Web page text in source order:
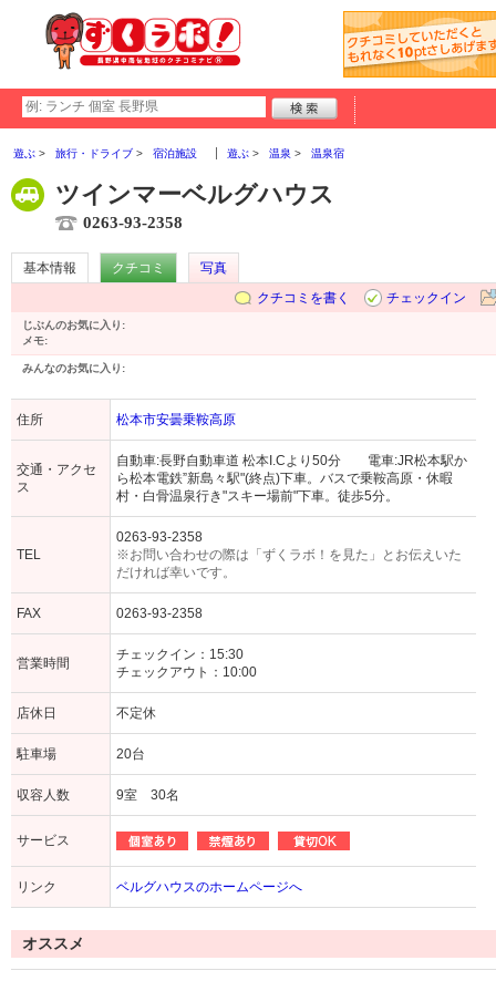
遊ぶ 旅行・ドライブ 宿泊施設 遊ぶ 温泉 温泉宿
ツインマーベルグハウス
0263-93-2358
基本情報 クチコミ
写真
クチコミを書く
チェックイン
じぶんのお気に入り:
メモ:
みんなのお気に入り:
住所 松本市安曇乗鞍高原
交通・アクセ
ス
自動車:長野自動車道 松本I.Cより50分 電車:JR松本駅か
ら松本電鉄”新島々駅"(終点)下車。バスで乗鞍高原・休暇
村・白骨温泉行き"スキー場前"下車。徒歩5分。
TEL
0263-93-2358
※お問い合わせの際は「ずくラボ！を見た」とお伝えいた
だければ幸いです。
FAX 0263-93-2358
営業時間
チェックイン：15:30
チェックアウト：10:00
店休日 不定休
駐車場 20台
収容人数 9室 30名
サービス
リンク ベルグハウスのホームページへ
オススメ